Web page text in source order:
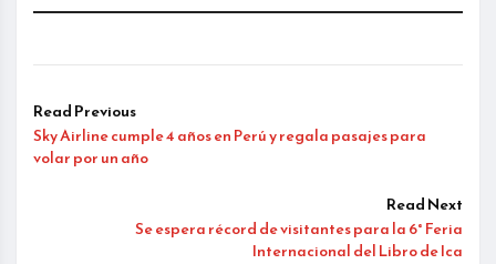
Read Previous
Sky Airline cumple 4 años en Perú y regala pasajes para
volar por un año
Read Next
Se espera récord de visitantes para la 6° Feria
Internacional del Libro de Ica